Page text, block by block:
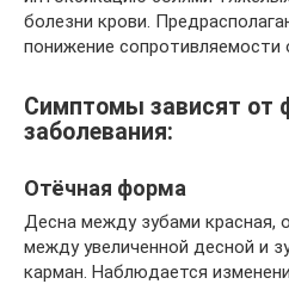
болезни крови.
понижение сопротивляемости
Симптомы зависят от
заболевания:
Отёчная форма
Десна между зубами красная,
между увеличенной десной и
карман. Наблюдается